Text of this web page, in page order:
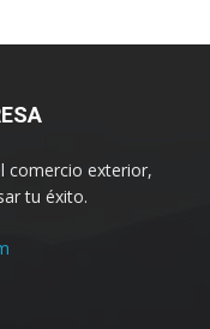
comercio exterior,
tu éxito.